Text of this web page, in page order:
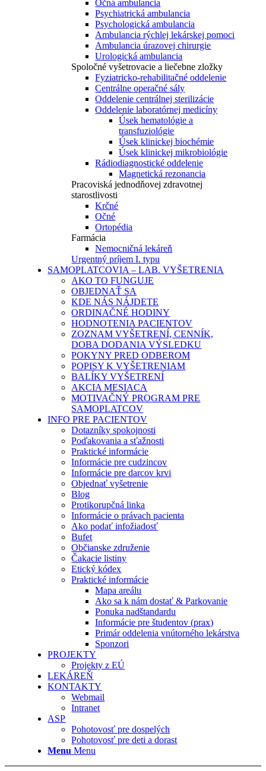
Očná ambulancia
Psychiatrická ambulancia
Psychologická ambulancia
Ambulancia rýchlej lekárskej pomoci
Ambulancia úrazovej chirurgie
Urologická ambulancia
Spoločné vyšetrovacie a liečebne zložky
Fyziatricko-rehabilitačné oddelenie
Centrálne operačné sály
Oddelenie centrálnej sterilizácie
Oddelenie laboratórnej medicíny
Úsek hematológie a
transfuziológie
Úsek klinickej biochémie
Úsek klinickej mikrobiológie
Rádiodiagnostické oddelenie
Magnetická rezonancia
Pracoviská jednodňovej zdravotnej
starostlivosti
Krčné
Očné
Ortopédia
Farmácia
Nemocničná lekáreň
Urgentný príjem I. typu
SAMOPLATCOVIA – LAB. VYŠETRENIA
AKO TO FUNGUJE
OBJEDNAŤ SA
KDE NÁS NÁJDETE
ORDINAČNÉ HODINY
HODNOTENIA PACIENTOV
ZOZNAM VYŠETRENÍ, CENNÍK,
DOBA DODANIA VÝSLEDKU
POKYNY PRED ODBEROM
POPISY K VYŠETRENIAM
BALÍKY VYŠETRENÍ
AKCIA MESIACA
MOTIVAČNÝ PROGRAM PRE
SAMOPLATCOV
INFO PRE PACIENTOV
Dotazníky spokojnosti
Poďakovania a sťažnosti
Praktické informácie
Informácie pre cudzincov
Informácie pre darcov krvi
Objednať vyšetrenie
Blog
Protikorupčná linka
Informácie o právach pacienta
Ako podať infožiadosť
Bufet
Občianske združenie
Čakacie listiny
Etický kódex
Praktické informácie
Mapa areálu
Ako sa k nám dostať & Parkovanie
Ponuka nadštandardu
Informácie pre študentov (prax)
Primár oddelenia vnútorného lekárstva
Sponzori
PROJEKTY
Projekty z EÚ
LEKÁREŇ
KONTAKTY
Webmail
Intranet
ASP
Pohotovosť pre dospelých
Pohotovosť pre deti a dorast
Menu Menu